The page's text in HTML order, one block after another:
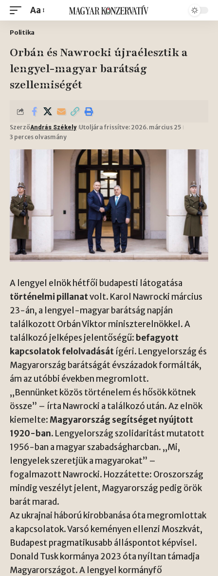
Aa
Politika
Orbán és Nawrocki újraélesztik a
lengyel-magyar barátság
szellemiségét
SzerzőAndrás Székely Utoljára frissítve: 2026. március 25
3 perces olvasmány
A lengyel elnök hétfői budapesti látogatása
történelmi pillanatvolt. Karol Nawrocki március
23-án, a lengyel-magyar barátság napján
találkozott Orbán Viktor miniszterelnökkel. A
találkozó jelképes jelentőségű: befagyott
kapcsolatok felolvadásátígéri. Lengyelország és
Magyarország barátságát évszázadok formálták,
ám az utóbbi években megromlott.
„Bennünket közös történelem és hősök kötnek
össze” – írta Nawrocki a találkozó után. Az elnök
kiemelte:Magyarország segítséget nyújtott
1920-ban. Lengyelország szolidaritást mutatott
1956-ban a magyar szabadságharcban. „Mi,
lengyelek szeretjük a magyarokat” –
fogalmazott Nawrocki. Hozzátette: Oroszország
mindig veszélyt jelent, Magyarország pedig örök
barát marad.
Az ukrajnai háború kirobbanása óta megromlottak
a kapcsolatok. Varsó keményen ellenzi Moszkvát,
Budapest pragmatikusabb álláspontot képvisel.
Donald Tusk kormánya 2023 óta nyíltan támadja
Magyarországot. A lengyel kormányfő